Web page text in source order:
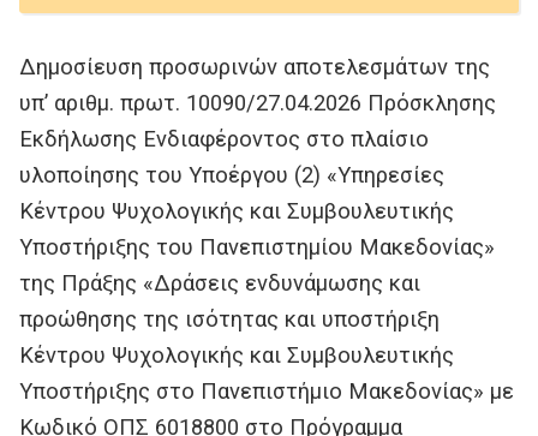
Δημοσίευση προσωρινών αποτελεσμάτων της
υπ’ αριθμ. πρωτ. 10090/27.04.2026 Πρόσκλησης
Εκδήλωσης Ενδιαφέροντος στο πλαίσιο
υλοποίησης του Υποέργου (2) «Υπηρεσίες
Κέντρου Ψυχολογικής και Συμβουλευτικής
Υποστήριξης του Πανεπιστημίου Μακεδονίας»
της Πράξης «Δράσεις ενδυνάμωσης και
προώθησης της ισότητας και υποστήριξη
Κέντρου Ψυχολογικής και Συμβουλευτικής
Υποστήριξης στο Πανεπιστήμιο Μακεδονίας» με
Κωδικό ΟΠΣ 6018800 στο Πρόγραμμα